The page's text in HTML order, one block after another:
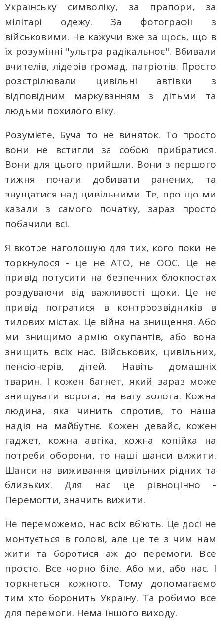
Українську символіку, за прапори, за
мілітарі одежу. За фотографії з
військовими. Не кажучи вже за щось, що в
їх розумінні "ультра радікальноє". Вбивали
вчителів, лідерів громад, патріотів. Просто
розстрілювали цивільні автівки з
відповідним маркуванням з дітьми та
людьми похилого віку.
Розумієте, Буча то не виняток. То просто
вони не встигли за собою прибратися.
Вони для цього прийшли. Вони з першого
тижня почали добивати ранених, та
знущатися над цивільними. Те, про що ми
казали з самого початку, зараз просто
побачили всі.
Я вкотре наголошую для тих, кого поки не
торкнулося - це не АТО, не ООС. Це не
привід потусити на безпечних блокпостах
роздуваючи від важливості щоки. Це не
привід погратися в контррозвідників в
тилових містах. Це війна на знищення. Або
ми знищимо армію окупантів, або вона
знищить всіх нас. Військових, цивільних,
пенсіонерів, дітей. Навіть домашніх
тварин. І кожен багнет, який зараз може
знищувати ворога, на вагу золота. Кожна
людина, яка чинить спротив, то наша
надія на майбутнє. Кожен девайс, кожен
гаджет, кожна автіка, кожна копійка на
потреби оборони, то наші шанси вижити.
Шанси на виживання цивільних рідних та
близьких. Для нас це рівноцінно -
Перемогти, значить вижити.
Не переможемо, нас всіх вб'ють. Це досі не
монтується в голові, але це те з чим нам
жити та боротися аж до перемоги. Все
просто. Все чорно біле. Або ми, або нас. І
торкнеться кожного. Тому допомагаємо
тим хто боронить Україну. Та робимо все
для перемоги. Нема іншого виходу.